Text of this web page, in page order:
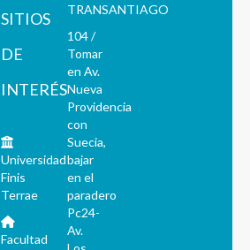
SITIOS
DE
INTERÉS
Universidad
Finis
Terrae
Facultad
TRANSANTIAGO
104 /
Tomar
en Av.
Nueva
Providencia
con
Suecia,
bajar
en el
paradero
Pc24-
Av.